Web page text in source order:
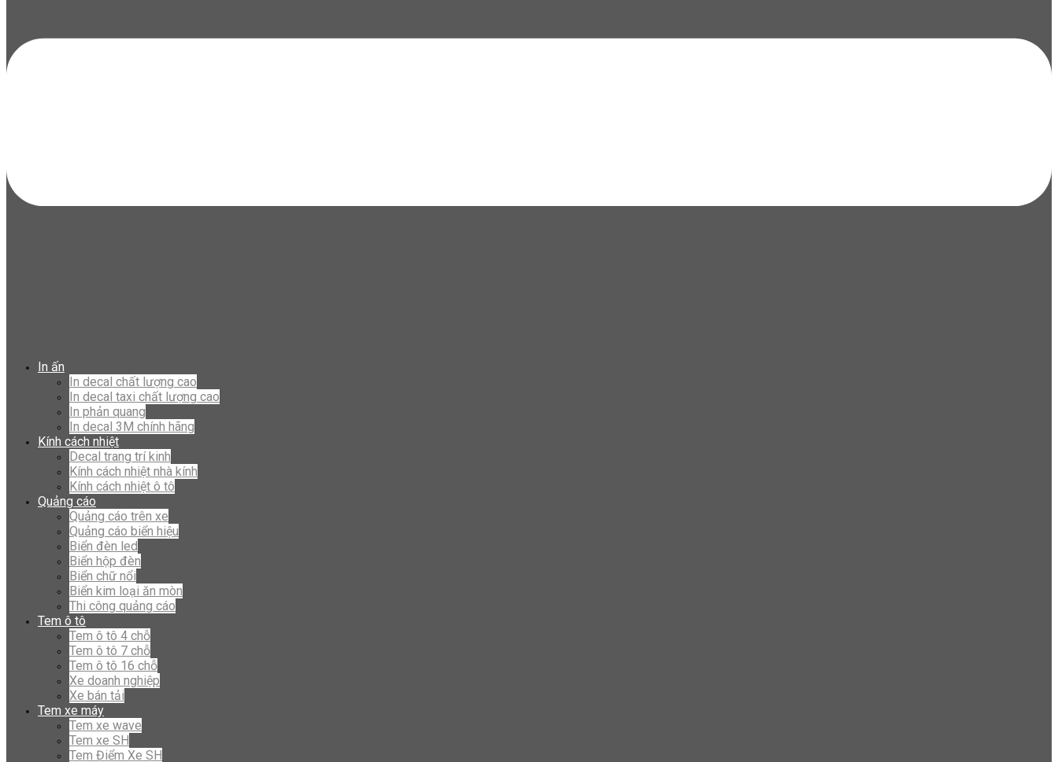
In ấn
In decal chất lượng cao
In decal taxi chất lượng cao
In phản quang
In decal 3M chính hãng
Kính cách nhiệt
Decal trang trí kinh
Kính cách nhiệt nhà kính
Kính cách nhiệt ô tô
Quảng cáo
Quảng cáo trên xe
Quảng cáo biển hiệu
Biển đèn led
Biển hộp đèn
Biển chữ nổi
Biển kim loại ăn mòn
Thi công quảng cáo
Tem ô tô
Tem ô tô 4 chỗ
Tem ô tô 7 chỗ
Tem ô tô 16 chỗ
Xe doanh nghiệp
Xe bán tải
Tem xe máy
Tem xe wave
Tem xe SH
Tem Điểm Xe SH